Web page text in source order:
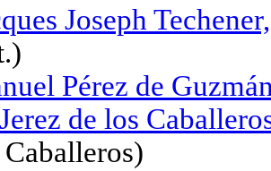
Joseph
Pérez de
de los